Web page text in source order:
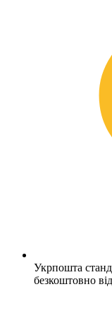
Укрпошта
безкоштовно